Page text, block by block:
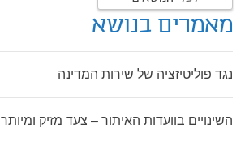
מאמרים בנושא
נגד פוליטיזציה של שירות המדינה
השינויים בוועדות האיתור – צעד מזיק ומיותר